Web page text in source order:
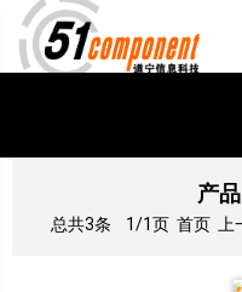
产品
总共3条 1/1页 首页 上